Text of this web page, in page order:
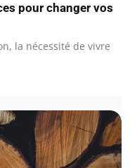
pour changer vos
la nécessité de vivre